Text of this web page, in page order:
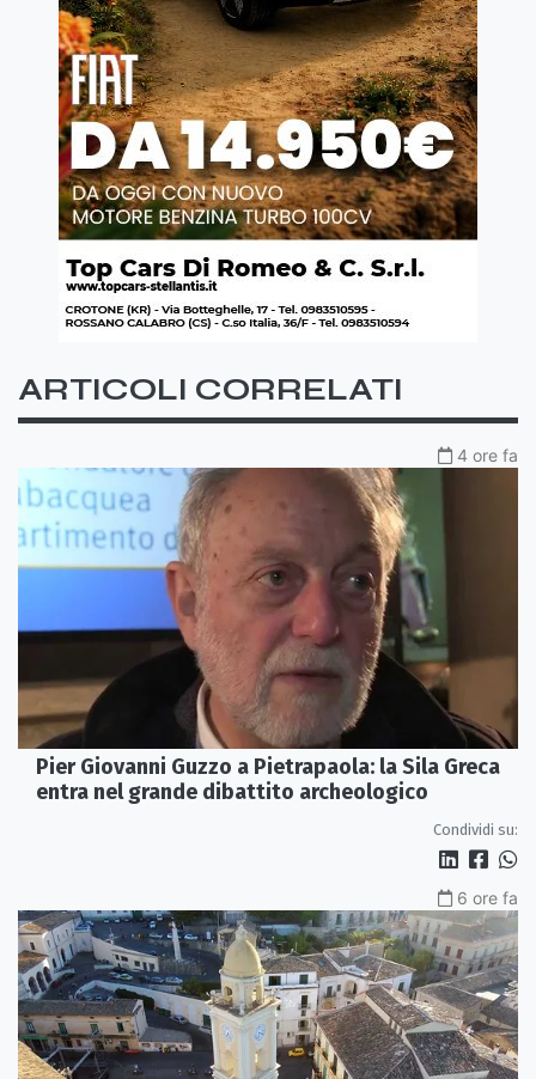
ARTICOLI CORRELATI
4 ore fa
Pier Giovanni Guzzo a Pietrapaola: la Sila Greca
entra nel grande dibattito archeologico
Condividi su:
6 ore fa